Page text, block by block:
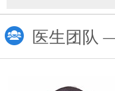
医生团队